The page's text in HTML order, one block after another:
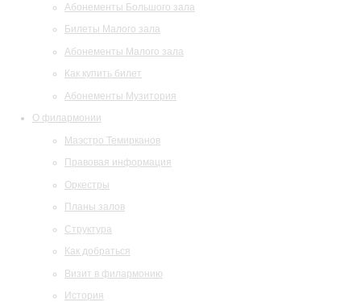
Абонементы Большого зала
Билеты Малого зала
Абонементы Малого зала
Как купить билет
Абонементы Музитория
О филармонии
Маэстро Темирканов
Правовая информация
Оркестры
Планы залов
Структура
Как добраться
Визит в филармонию
История